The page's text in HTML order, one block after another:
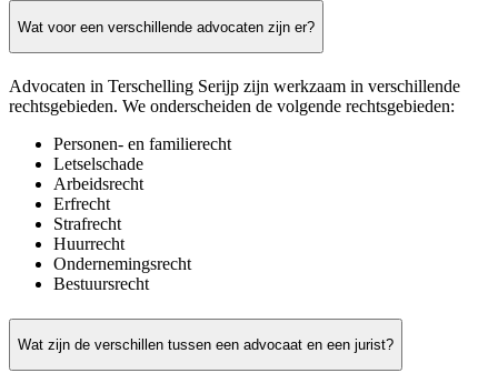
Wat voor een verschillende advocaten zijn er?
Advocaten in Terschelling Serijp zijn werkzaam in verschillende
rechtsgebieden. We onderscheiden de volgende rechtsgebieden:
Personen- en familierecht
Letselschade
Arbeidsrecht
Erfrecht
Strafrecht
Huurrecht
Ondernemingsrecht
Bestuursrecht
Wat zijn de verschillen tussen een advocaat en een jurist?